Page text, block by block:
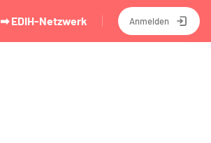
➡ EDIH-Netzwerk Anmelden